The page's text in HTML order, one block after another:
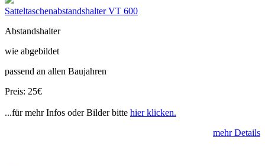
Satteltaschenabstandshalter VT 600
Abstandshalter
wie abgebildet
passend an allen Baujahren
Preis: 25€
...für mehr Infos oder Bilder bitte hier klicken.
mehr Details